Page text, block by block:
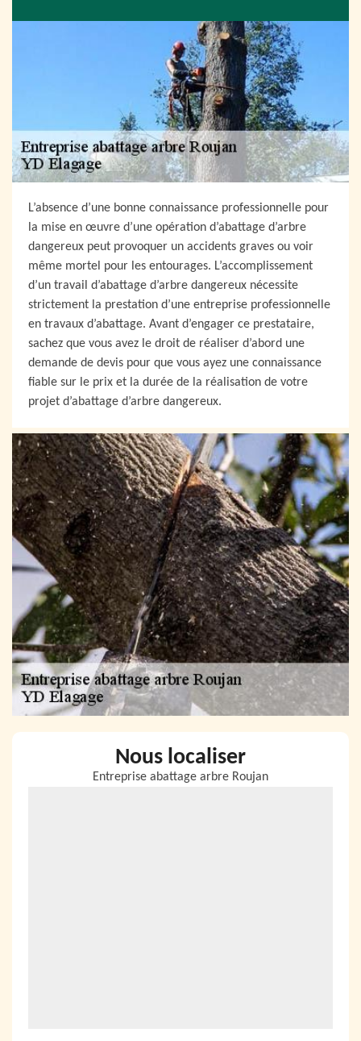
L’absence d’une bonne connaissance professionnelle pour
la mise en œuvre d’une opération d’abattage d’arbre
dangereux peut provoquer un accidents graves ou voir
même mortel pour les entourages. L’accomplissement
d’un travail d’abattage d’arbre dangereux nécessite
strictement la prestation d’une entreprise professionnelle
en travaux d’abattage. Avant d’engager ce prestataire,
sachez que vous avez le droit de réaliser d’abord une
demande de devis pour que vous ayez une connaissance
fiable sur le prix et la durée de la réalisation de votre
projet d’abattage d’arbre dangereux.
Nous localiser
Entreprise abattage arbre Roujan